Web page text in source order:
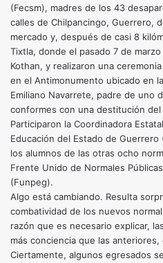
(Fecsm), madres de los 43
calles de Chilpancingo, Guerrero,
mercado y, después de casi 8
Tixtla, donde el pasado 7 de
Kothan, y realizaron una
en el Antimonumento ubicado en
Emiliano Navarrete, padre de uno
conformes con una destitución del
Participaron la Coordinadora
Educación del Estado de
los alumnos de las otras ocho
Frente Unido de Normales
(Funpeg).
Algo está cambiando. Resulta
combatividad de los nuevos
razón que es necesario explicar,
más conciencia que las
Ciertamente, algunos egresados